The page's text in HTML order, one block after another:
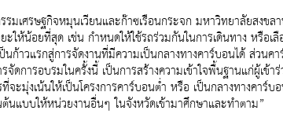
มเศรษฐกิจหมุนเวียนและก๊าซเรือนกระจก มหาวิทยาลัยสง
ให้น้อยที่สุด เช่น กำหนดให้ใช้รถร่วมกันในการเดินทาง หรือ
ก้าวแรกสู่การจัดงานที่มีความเป็นกลางทางคาร์บอนได้ ส่วน
ดการอบรมในครั้งนี้ เป็นการสร้างความเข้าใจพื้นฐานแก่ผู้เ
ะมุ่งเน้นให้เป็นโครงการคาร์บอนต่ำ หรือ เป็นกลางทางคา
แบบให้หน่วยงานอื่นๆ ในจังหวัดเข้ามาศึกษาและทำตาม”